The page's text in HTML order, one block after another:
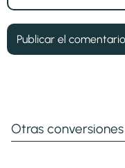
Otras conversiones